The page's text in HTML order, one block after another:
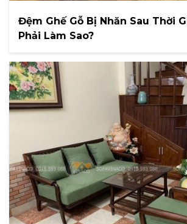
Đệm Ghế Gỗ Bị Nhăn Sau Thời
Phải Làm Sao?